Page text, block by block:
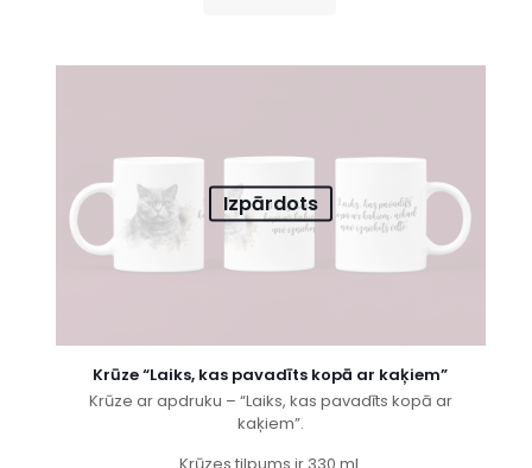
Izpārdots
Krūze “Laiks, kas pavadīts kopā ar kaķiem”
Krūze ar apdruku – “Laiks, kas pavadīts kopā ar
kaķiem”.